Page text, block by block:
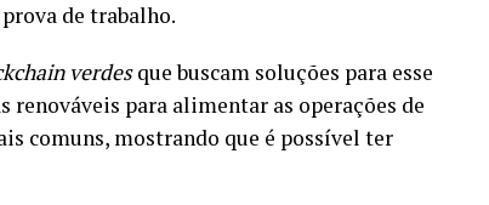
de trabalho.
verdesque buscam soluções para esse
para alimentar as operações de
comuns, mostrando que é possível ter